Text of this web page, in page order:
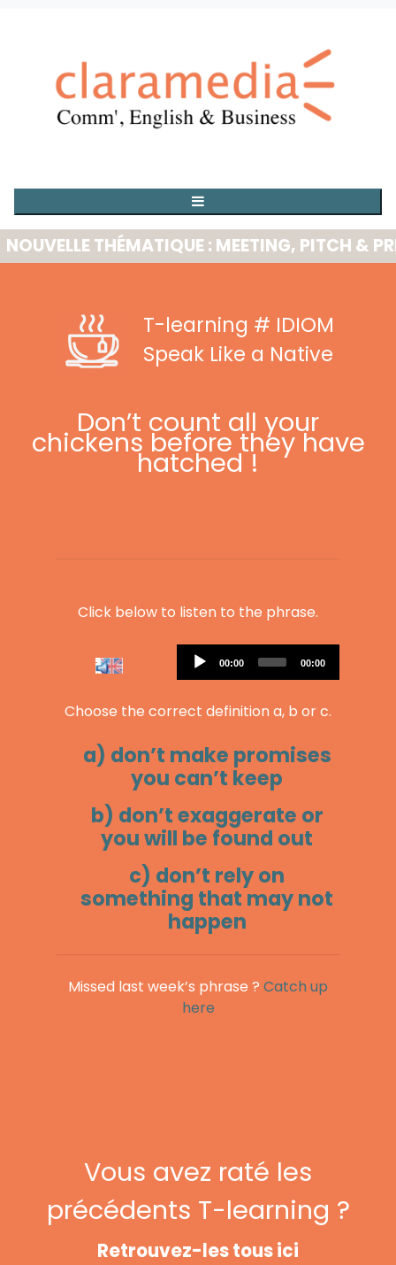
THÉMATIQUE : MEETING, PITCH &
T-learning # IDIOM
Speak Like a Native
Don’t count all your
chickens before they have
hatched !
Click below to listen to the phrase.
Audio
Player
Current
00:00
Total
00:00
Choose the correct definition a, b or c.
a) don’t make promises
you can’t keep
b) don’t exaggerate or
you will be found out
c) don’t rely on
something that may not
happen
Missed last week’s phrase ? Catch up
here
Vous avez raté les
précédents T-learning ?
Retrouvez-les tous ici